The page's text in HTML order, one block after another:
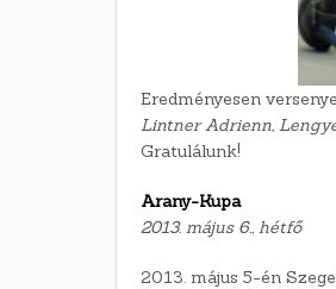
Eredményesen
Lintner Adrienn,
Gratulálunk!
Arany-Kupa
2013. május 6., hétfő
2013. május 5-én